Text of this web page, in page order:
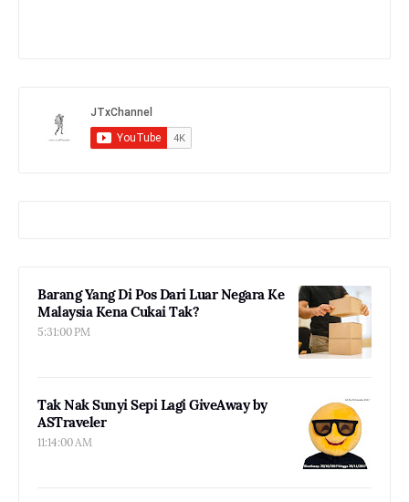
Barang Yang Di Pos Dari Luar Negara Ke
Malaysia Kena Cukai Tak?
5:31:00 PM
Tak Nak Sunyi Sepi Lagi GiveAway by
ASTraveler
11:14:00 AM